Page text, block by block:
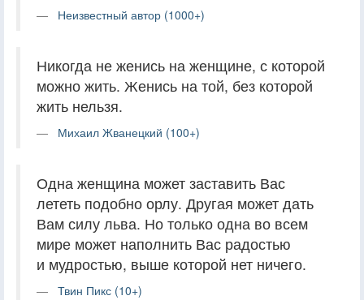
Неизвестный автор (1000+)
Никогда не женись на женщине, с которой
можно жить. Женись на той, без которой
жить нельзя.
Михаил Жванецкий (100+)
Одна женщина может заставить Вас
лететь подобно орлу. Другая может дать
Вам силу льва. Но только одна во всем
мире может наполнить Вас радостью
и мудростью, выше которой нет ничего.
Твин Пикс (10+)